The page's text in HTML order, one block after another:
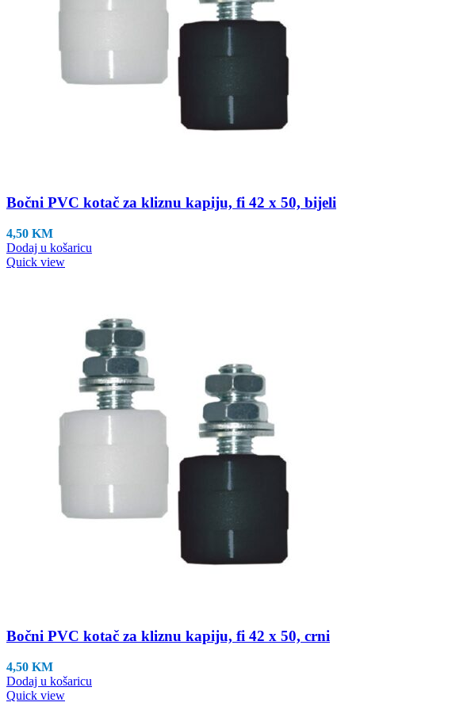
Bočni PVC kotač za kliznu kapiju, fi 42 x 50, bijeli
4,50 KM
Dodaj u košaricu
Quick view
Bočni PVC kotač za kliznu kapiju, fi 42 x 50, crni
4,50 KM
Dodaj u košaricu
Quick view